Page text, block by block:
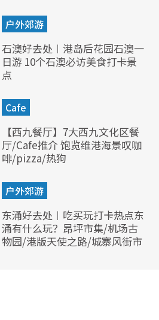
户外郊游
石澳好去处︱港岛后花园石澳一
日游 10个石澳必访美食打卡景
点
Cafe
【西九餐厅】7大西九文化区餐
厅/Cafe推介 饱览维港海景叹咖
啡/pizza/热狗
户外郊游
东涌好去处︱吃买玩打卡热点东
涌有什么玩？昂坪市集/机场古
物园/港版天使之路/城寨风街市